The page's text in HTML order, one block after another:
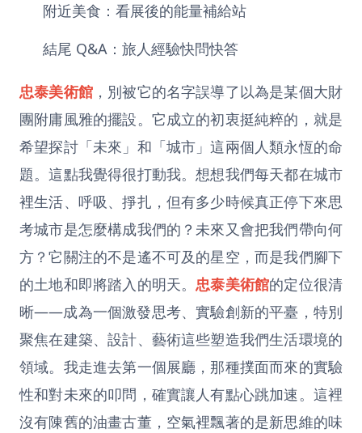
附近美食：看展後的能量補給站
結尾 Q&A：旅人經驗快問快答
忠泰美術館，別被它的名字誤導了以為是某個大財
團附庸風雅的擺設。它成立的初衷挺純粹的，就是
希望探討「未來」和「城市」這兩個人類永恆的命
題。這點我覺得很打動我。想想我們每天都在城市
裡生活、呼吸、掙扎，但有多少時候真正停下來思
考城市是怎麼構成我們的？未來又會把我們帶向何
方？它關注的不是遙不可及的星空，而是我們腳下
的土地和即將踏入的明天。忠泰美術館的定位很清
晰——成為一個激發思考、實驗創新的平臺，特別
聚焦在建築、設計、藝術這些塑造我們生活環境的
領域。我走進去第一個展廳，那種撲面而來的實驗
性和對未來的叩問，確實讓人有點心跳加速。這裡
沒有陳舊的油畫古董，空氣裡飄著的是新思維的味